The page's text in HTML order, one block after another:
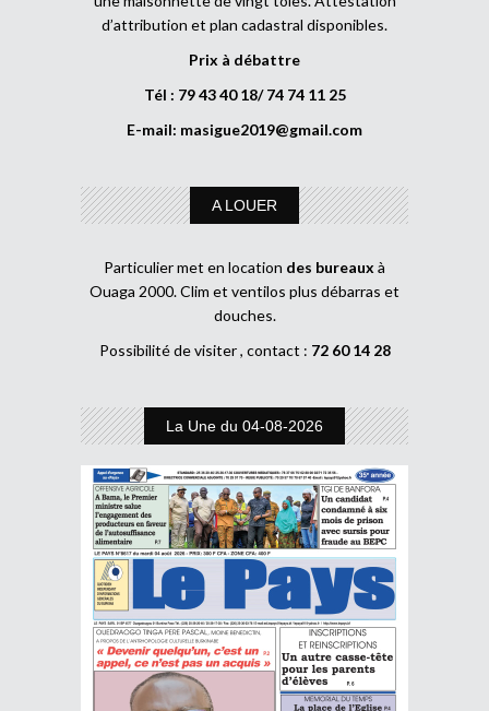
d’attribution et plan cadastral disponibles.
Prix à débattre
Tél : 79 43 40 18/ 74 74 11 25
E-mail: masigue2019@gmail.com
A LOUER
Particulier met en location des bureaux à
Ouaga 2000. Clim et ventilos plus débarras et
douches.
Possibilité de visiter , contact : 72 60 14 28
La Une du 04-08-2026